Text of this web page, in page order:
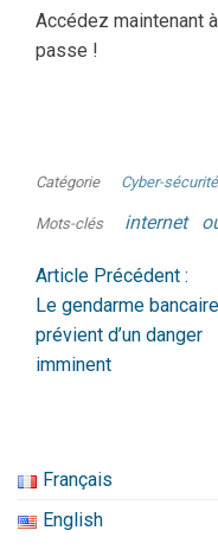
Accédez maintenant
passe !
Catégorie Cyber-sécurité
Mots-clés internet
Article Précédent :
Le gendarme bancaire
prévient d’un danger
imminent
Français
English